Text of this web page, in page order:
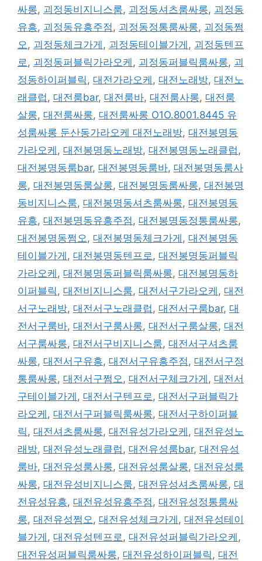
싸롱, 괴정동비지니스룸, 괴정동셔츠룸싸롱, 괴정동
유흥, 괴정동유흥주점 , 괴정동정통룸싸롱, 괴정동쩜
오 , 괴정동체크가게 , 괴정동테이블가게 , 괴정동텐프
로 , 괴정동퍼블릭가라오케 , 괴정동퍼블릭룸싸롱, 괴
정동하이퍼블릭 , 대전가라오케 , 대전노래방, 대전노
래클럽 , 대전룸bar, 대전룸바, 대전룸사롱, 대전룸
살롱, 대전룸싸롱, 대전룸싸롱 O1O.8001.8445 유
성룸싸롱 둔산동가라오케 대전노래방, 대전봉명동
가라오케 , 대전봉명동노래방, 대전봉명동노래클럽 ,
대전봉명동룸bar, 대전봉명동룸바, 대전봉명동룸사
롱, 대전봉명동룸살롱, 대전봉명동룸싸롱, 대전봉명
동비지니스룸, 대전봉명동셔츠룸싸롱, 대전봉명동
유흥, 대전봉명동유흥주점 , 대전봉명동정통룸싸롱,
대전봉명동쩜오 , 대전봉명동체크가게 , 대전봉명동
테이블가게 , 대전봉명동텐프로 , 대전봉명동퍼블릭
가라오케 , 대전봉명동퍼블릭룸싸롱, 대전봉명동하
이퍼블릭 , 대전비지니스룸, 대전서구가라오케 , 대전
서구노래방, 대전서구노래클럽 , 대전서구룸bar, 대
전서구룸바, 대전서구룸사롱, 대전서구룸살롱, 대전
서구룸싸롱, 대전서구비지니스룸, 대전서구셔츠룸
싸롱, 대전서구유흥, 대전서구유흥주점 , 대전서구정
통룸싸롱, 대전서구쩜오 , 대전서구체크가게 , 대전서
구테이블가게 , 대전서구텐프로 , 대전서구퍼블릭가
라오케 , 대전서구퍼블릭룸싸롱, 대전서구하이퍼블
릭 , 대전셔츠룸싸롱, 대전유성가라오케 , 대전유성노
래방, 대전유성노래클럽 , 대전유성룸bar, 대전유성
룸바, 대전유성룸사롱, 대전유성룸살롱, 대전유성룸
싸롱, 대전유성비지니스룸, 대전유성셔츠룸싸롱, 대
전유성유흥, 대전유성유흥주점 , 대전유성정통룸싸
롱, 대전유성쩜오 , 대전유성체크가게 , 대전유성테이
블가게 , 대전유성텐프로 , 대전유성퍼블릭가라오케 ,
대전유성퍼블릭룸싸롱, 대전유성하이퍼블릭 , 대전